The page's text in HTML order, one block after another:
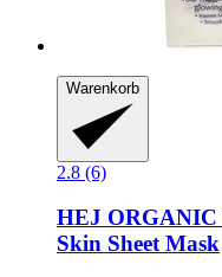
Warenkorb
2.8 (6)
HEJ ORGANIC
Skin Sheet Mask